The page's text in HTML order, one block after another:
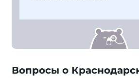
Вопросы о